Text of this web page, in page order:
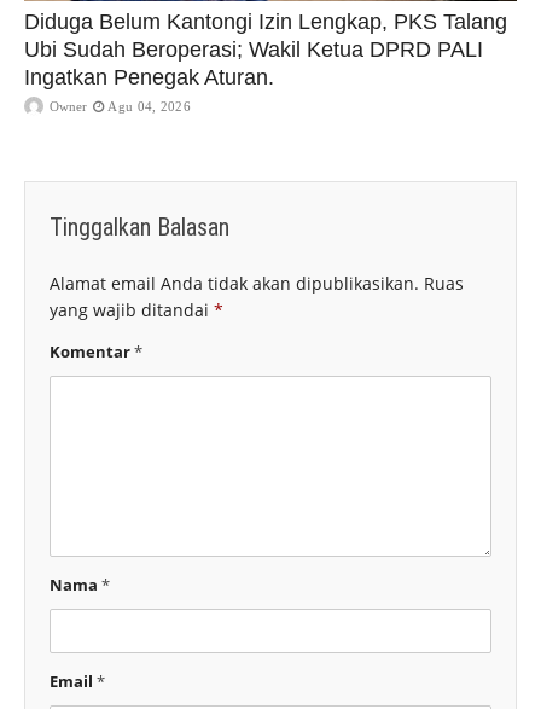
Diduga Belum Kantongi Izin Lengkap, PKS Talang
Ubi Sudah Beroperasi; Wakil Ketua DPRD PALI
Ingatkan Penegak Aturan.
Owner Agu 04, 2026
Tinggalkan Balasan
Alamat email Anda tidak akan dipublikasikan. Ruas
yang wajib ditandai *
Komentar*
Nama *
Email *